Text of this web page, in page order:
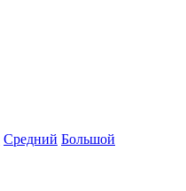
Средний Большой